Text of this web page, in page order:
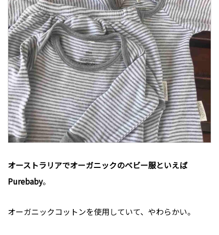
オーストラリアでオーガニックのベビー服といえば
Purebaby。
オーガニックコットンを使用していて、やわらかい。